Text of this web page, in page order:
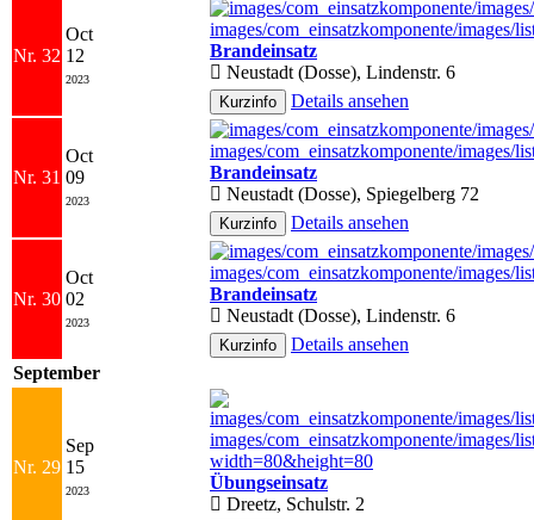
Nr. 32
Oct
12
2023
Brandeinsatz
Neustadt (Dosse), Lindenstr. 6
Details ansehen
Nr. 31
Oct
09
2023
Brandeinsatz
Neustadt (Dosse), Spiegelberg 72
Details ansehen
Nr. 30
Oct
02
2023
Brandeinsatz
Neustadt (Dosse), Lindenstr. 6
Details ansehen
September
Nr. 29
Sep
15
2023
Übungseinsatz
Dreetz, Schulstr. 2